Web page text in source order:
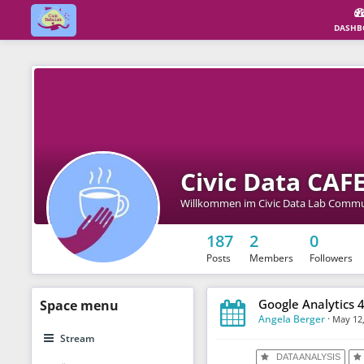
Civic Data
Willkommen im Civic Data Lab
187
Posts
2
Members
0
Followers
Spacemenu
Stream
Google Analytics
Angela Berger · May
DATA ANALYSIS